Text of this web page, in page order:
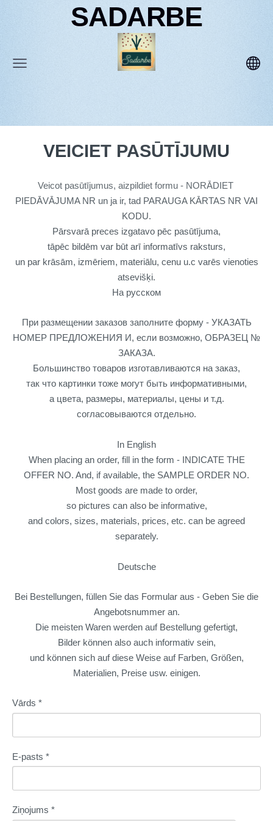
SADARBE
VEICIET PASŪTĪJUMU
Veicot pasūtījumus, aizpildiet formu - NORĀDIET
PIEDĀVĀJUMA NR un ja ir, tad PARAUGA KĀRTAS NR VAI
KODU.
Pārsvarā preces izgatavo pēc pasūtījuma,
tāpēc bildēm var būt arī informatīvs raksturs,
un par krāsām, izmēriem, materiālu, cenu u.c varēs vienoties
atsevišķi.
На русском
При размещении заказов заполните форму - УКАЗАТЬ
НОМЕР ПРЕДЛОЖЕНИЯ И, если возможно, ОБРАЗЕЦ №
ЗАКАЗА.
Большинство товаров изготавливаются на заказ,
так что картинки тоже могут быть информативными,
а цвета, размеры, материалы, цены и т.д.
согласовываются отдельно.
In English
When placing an order, fill in the form - INDICATE THE
OFFER NO. And, if available, the SAMPLE ORDER NO.
Most goods are made to order,
so pictures can also be informative,
and colors, sizes, materials, prices, etc. can be agreed
separately.
Deutsche
Bei Bestellungen, füllen Sie das Formular aus - Geben Sie die
Angebotsnummer an.
Die meisten Waren werden auf Bestellung gefertigt,
Bilder können also auch informativ sein,
und können sich auf diese Weise auf Farben, Größen,
Materialien, Preise usw. einigen.
Vārds *
E-pasts *
Ziņojums *